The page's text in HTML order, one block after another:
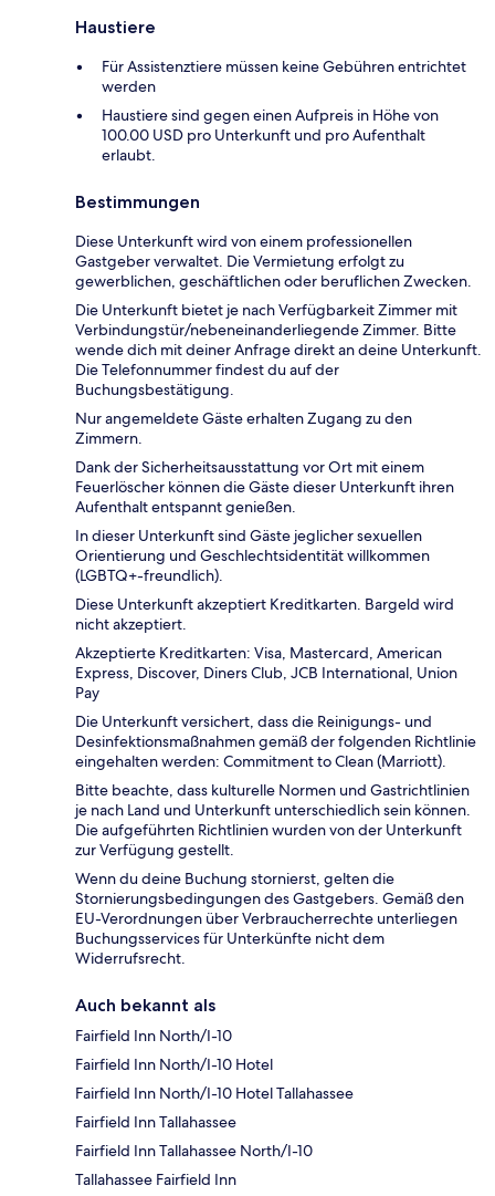
Haustiere
Für Assistenztiere müssen keine Gebühren entrichtet
werden
Haustiere sind gegen einen Aufpreis in Höhe von
100.00 USD pro Unterkunft und pro Aufenthalt
erlaubt.
Bestimmungen
Diese Unterkunft wird von einem professionellen
Gastgeber verwaltet. Die Vermietung erfolgt zu
gewerblichen, geschäftlichen oder beruflichen Zwecken.
Die Unterkunft bietet je nach Verfügbarkeit Zimmer mit
Verbindungstür/nebeneinanderliegende Zimmer. Bitte
wende dich mit deiner Anfrage direkt an deine Unterkunft.
Die Telefonnummer findest du auf der
Buchungsbestätigung.
Nur angemeldete Gäste erhalten Zugang zu den
Zimmern.
Dank der Sicherheitsausstattung vor Ort mit einem
Feuerlöscher können die Gäste dieser Unterkunft ihren
Aufenthalt entspannt genießen.
In dieser Unterkunft sind Gäste jeglicher sexuellen
Orientierung und Geschlechtsidentität willkommen
(LGBTQ+-freundlich).
Diese Unterkunft akzeptiert Kreditkarten. Bargeld wird
nicht akzeptiert.
Akzeptierte Kreditkarten: Visa, Mastercard, American
Express, Discover, Diners Club, JCB International, Union
Pay
Die Unterkunft versichert, dass die Reinigungs- und
Desinfektionsmaßnahmen gemäß der folgenden Richtlinie
eingehalten werden: Commitment to Clean (Marriott).
Bitte beachte, dass kulturelle Normen und Gastrichtlinien
je nach Land und Unterkunft unterschiedlich sein können.
Die aufgeführten Richtlinien wurden von der Unterkunft
zur Verfügung gestellt.
Wenn du deine Buchung stornierst, gelten die
Stornierungsbedingungen des Gastgebers. Gemäß den
EU-Verordnungen über Verbraucherrechte unterliegen
Buchungsservices für Unterkünfte nicht dem
Widerrufsrecht.
Auch bekannt als
Fairfield Inn North/I-10
Fairfield Inn North/I-10 Hotel
Fairfield Inn North/I-10 Hotel Tallahassee
Fairfield Inn Tallahassee
Fairfield Inn Tallahassee North/I-10
Tallahassee Fairfield Inn